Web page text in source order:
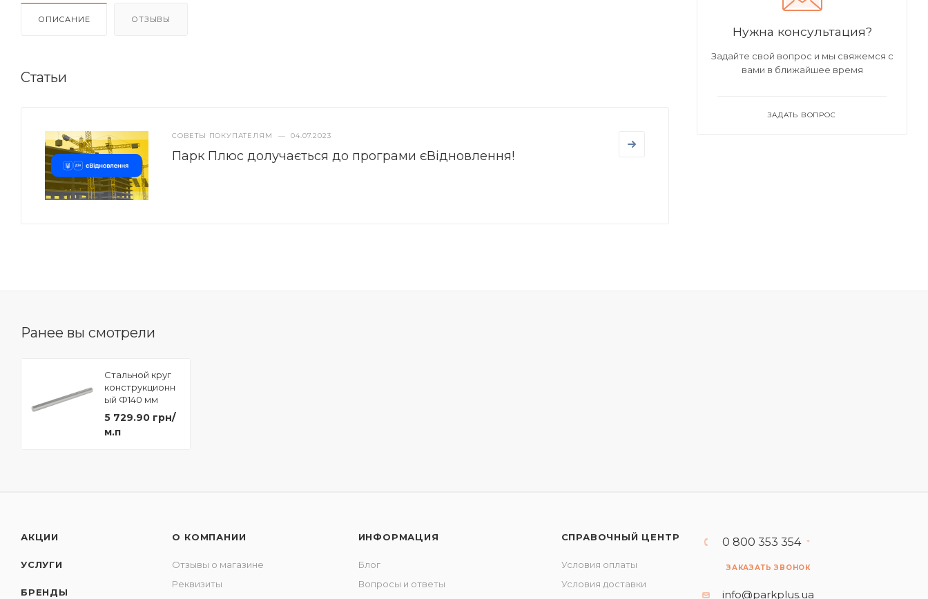
ОПИСАНИЕ ОТЗЫВЫ
Статьи
СОВЕТЫ ПОКУПАТЕЛЯМ — 04.07.2023
Парк Плюс долучається до програми єВідновлення!
Нужна консультация?
Задайте свой вопрос и мы свяжемся с
вами в ближайшее время
ЗАДАТЬ ВОПРОС
Ранее вы смотрели
Стальной круг
конструкционн
ый Ф140 мм
сталь 45
5 729.90 грн/
м.п
АКЦИИ
УСЛУГИ
БРЕНДЫ
О КОМПАНИИ
Отзывы о магазине
Реквизиты
ИНФОРМАЦИЯ
Блог
Вопросы и ответы
СПРАВОЧНЫЙ ЦЕНТР
Условия оплаты
Условия доставки
0 800 353 354
ЗАКАЗАТЬ ЗВОНОК
info@parkplus.ua